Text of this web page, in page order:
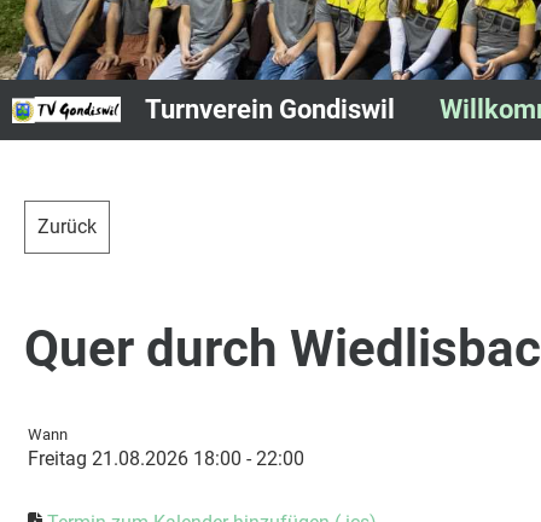
Turnverein Gondiswil
Zurück
Quer durch
Wann
Freitag 21.08.2026 18:00 - 22:00